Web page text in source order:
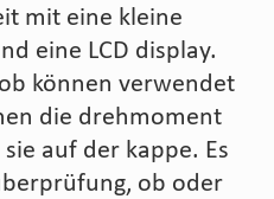
mit eine kleine
eine LCD display.
können verwendet
die drehmoment
auf der kappe. Es
ob oder